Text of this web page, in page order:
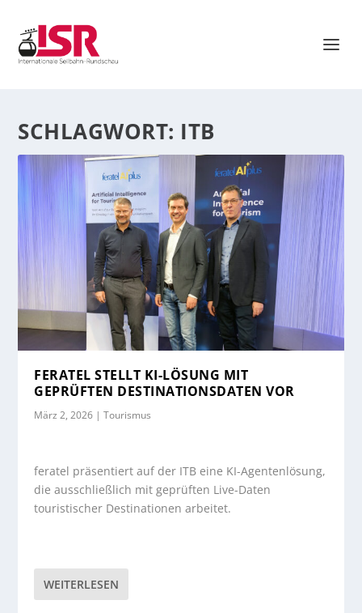
SCHLAGWORT: ITB
FERATEL STELLT KI-LÖSUNG MIT
GEPRÜFTEN DESTINATIONSDATEN VOR
März 2, 2026 |Tourismus
feratel präsentiert auf der ITB eine KI-Agentenlösung,
die ausschließlich mit geprüften Live-Daten
touristischer Destinationen arbeitet.
WEITERLESEN